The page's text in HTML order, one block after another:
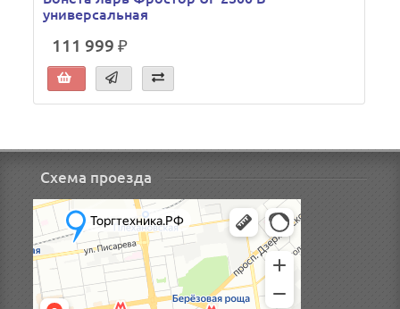
универсальная
111 999 ₽
Схема проезда